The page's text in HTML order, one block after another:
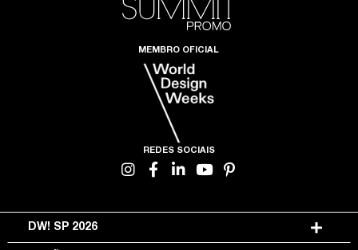
MEMBRO OFICIAL
REDES SOCIAIS
DW! SP 2026